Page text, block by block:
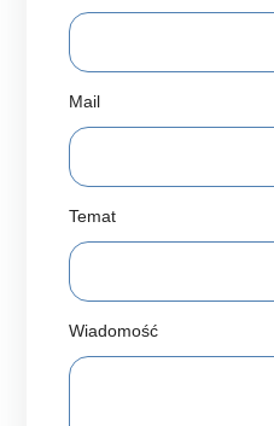
Mail
Temat
Wiadomość